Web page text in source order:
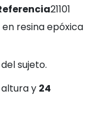
21101
resina epóxica
sujeto.
y 24